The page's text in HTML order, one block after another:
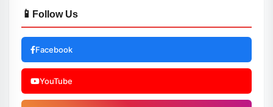
📱 Follow Us
Facebook
YouTube